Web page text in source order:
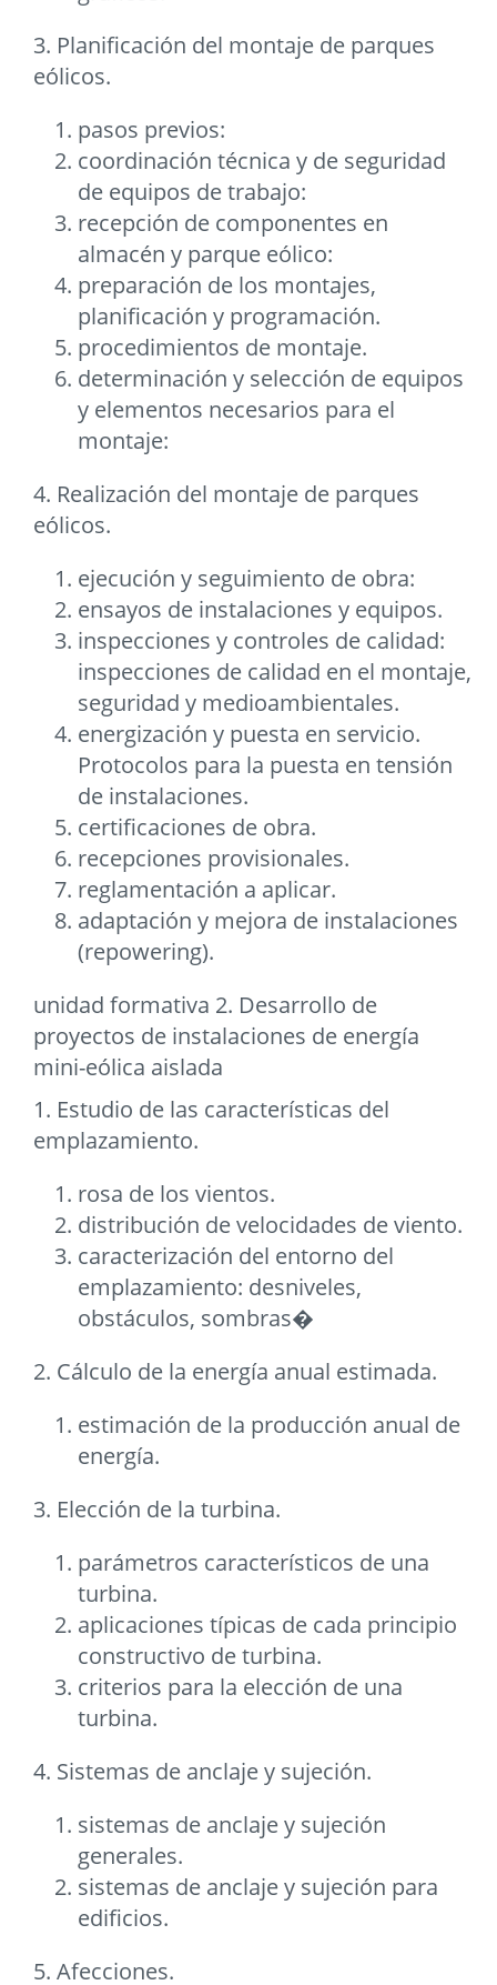
3. Planificación del montaje de parques
eólicos.
pasos previos:
coordinación técnica y de seguridad
de equipos de trabajo:
recepción de componentes en
almacén y parque eólico:
preparación de los montajes,
planificación y programación.
procedimientos de montaje.
determinación y selección de equipos
y elementos necesarios para el
montaje:
4. Realización del montaje de parques
eólicos.
ejecución y seguimiento de obra:
ensayos de instalaciones y equipos.
inspecciones y controles de calidad:
inspecciones de calidad en el montaje,
seguridad y medioambientales.
energización y puesta en servicio.
Protocolos para la puesta en tensión
de instalaciones.
certificaciones de obra.
recepciones provisionales.
reglamentación a aplicar.
adaptación y mejora de instalaciones
(repowering).
unidad formativa 2. Desarrollo de
proyectos de instalaciones de energía
mini-eólica aislada
1. Estudio de las características del
emplazamiento.
rosa de los vientos.
distribución de velocidades de viento.
caracterización del entorno del
emplazamiento: desniveles,
obstáculos, sombras�
2. Cálculo de la energía anual estimada.
estimación de la producción anual de
energía.
3. Elección de la turbina.
parámetros característicos de una
turbina.
aplicaciones típicas de cada principio
constructivo de turbina.
criterios para la elección de una
turbina.
4. Sistemas de anclaje y sujeción.
sistemas de anclaje y sujeción
generales.
sistemas de anclaje y sujeción para
edificios.
5. Afecciones.